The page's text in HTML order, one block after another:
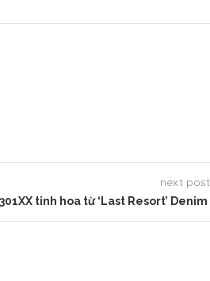
next post
tinh hoa từ ‘Last Resort’ Denim